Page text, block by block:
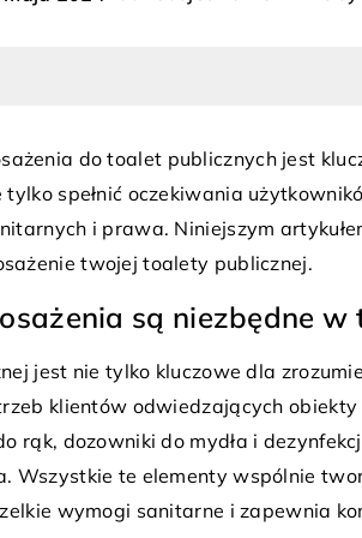
do toalet publicznych jest
spełnić oczekiwania
i prawa. Niniejszym
twojej toalety publicznej.
są niezbędne w
jest nie tylko kluczowe dla
klientów odwiedzających
rąk, dozowniki do mydła i
Wszystkie te elementy wspólnie
wymogi sanitarne i zapewnia
2026
Idealne Bieżniki do Twojego
wkomponują się w Twoje
dodając im stylu i
Przekonaj się, na co
uwagę przy wyborze materiału
odpowiednio je dopasować do